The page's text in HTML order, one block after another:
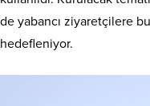
de yabancı ziyaretçilere
hedefleniyor.